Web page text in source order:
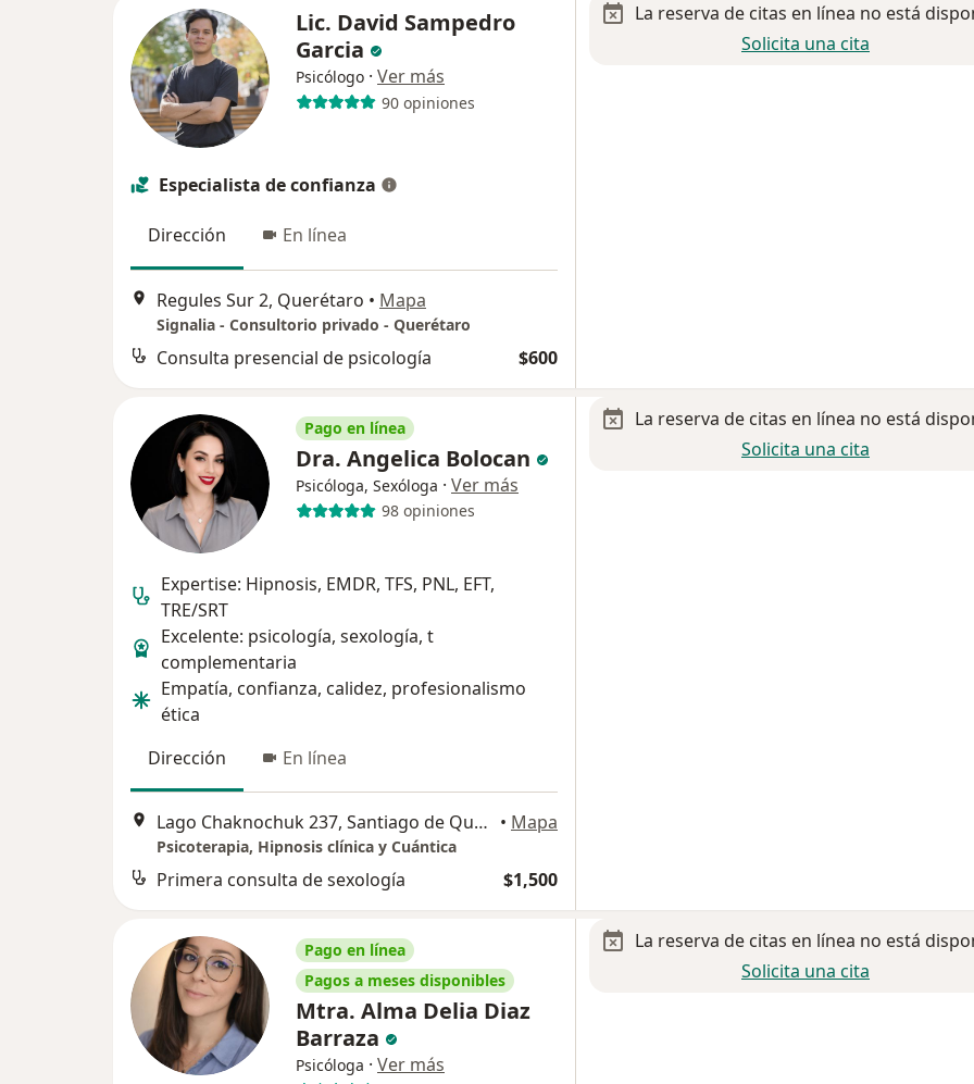
Lic. David Sampedro
Garcia
Psicólogo · Ver más
90 opiniones
Especialista de confianza
Dirección En línea
Regules Sur 2, Querétaro • Mapa
Signalia - Consultorio privado - Querétaro
Consulta presencial de psicología $600
La reserva de citas en línea no está
Solicita una cita
Pago en línea
Dra. Angelica Bolocan
Psicóloga, Sexóloga · Ver más
98 opiniones
Expertise: Hipnosis, EMDR, TFS, PNL, EFT,
TRE/SRT
Excelente: psicología, sexología, t
complementaria
Empatía, confianza, calidez, profesionalismo
ética
Dirección
En línea
Lago Chaknochuk 237, Santiago de Querétaro • Mapa
Psicoterapia, Hipnosis clínica y Cuántica
Primera consulta de sexología $1,500
La reserva de citas en línea no está
Solicita una cita
Pago en línea
Pagos a meses disponibles
Mtra. Alma Delia Diaz
Barraza
Psicóloga · Ver más
La reserva de citas en línea no está
Solicita una cita